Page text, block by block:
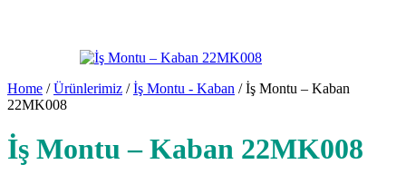
Home /Ürünlerimiz /İş Montu - Kaban / İş Montu – Kaban
22MK008
İş Montu – Kaban 22MK008